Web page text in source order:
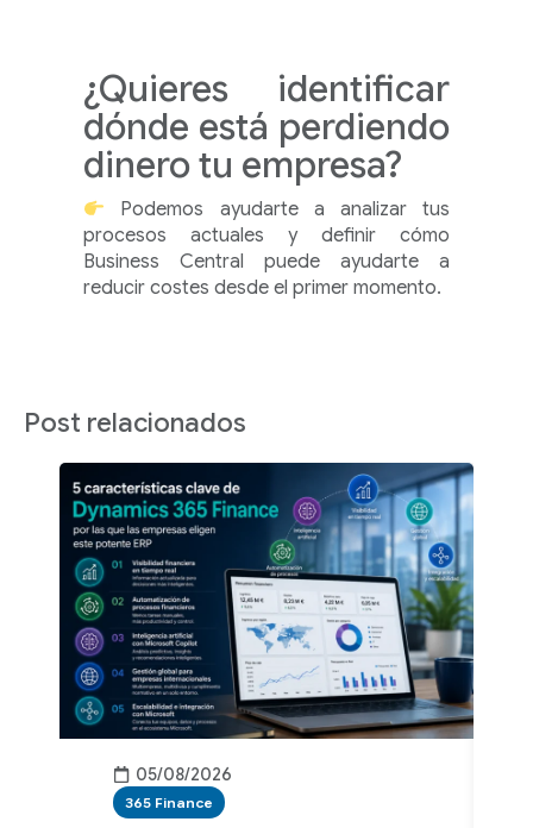
¿Quieres identificar
dónde está perdiendo
dinero tu empresa?
Podemos ayudarte a analizar tus
procesos actuales y definir cómo
Business Central puede ayudarte a
reducir costes desde el primer momento.
Post relacionados
05/08/2026
365 Finance